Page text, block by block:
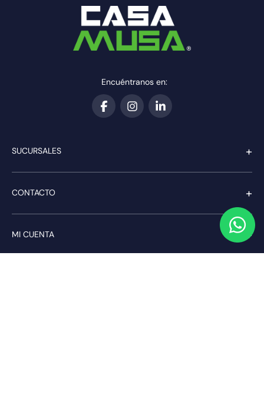
Encuéntranos en:
SUCURSALES +
CONTACTO +
MI CUENTA +